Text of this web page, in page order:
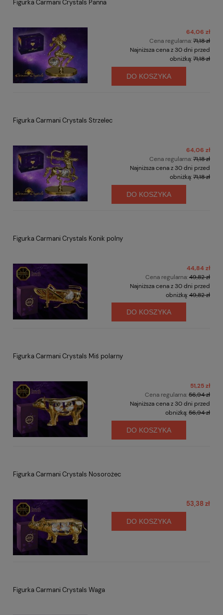
Figurka Carmani Crystals Panna
64,06 zł
Cena regularna:71,18 zł
Najniższa cena z 30 dni przed
obniżką:71,18 zł
DO KOSZYKA
Figurka Carmani Crystals Strzelec
64,06 zł
Cena regularna:71,18 zł
Najniższa cena z 30 dni przed
obniżką:71,18 zł
DO KOSZYKA
Figurka Carmani Crystals Konik polny
44,84 zł
Cena regularna:49,82 zł
Najniższa cena z 30 dni przed
obniżką:49,82 zł
DO KOSZYKA
Figurka Carmani Crystals Miś polarny
51,25 zł
Cena regularna:56,94 zł
Najniższa cena z 30 dni przed
obniżką:56,94 zł
DO KOSZYKA
Figurka Carmani Crystals Nosorożec
53,38 zł
DO KOSZYKA
Figurka Carmani Crystals Waga